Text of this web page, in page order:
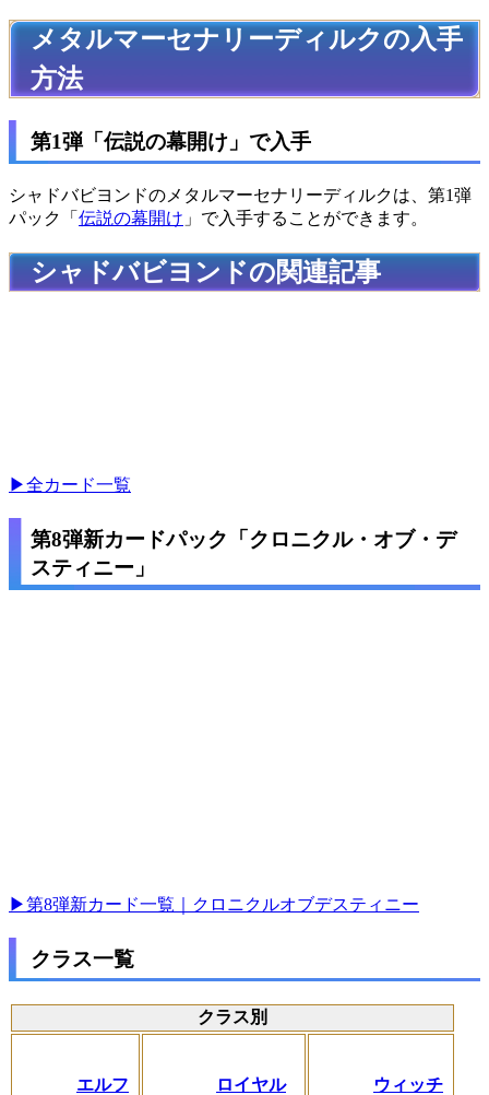
メタルマーセナリーディルクの入手
方法
第1弾「伝説の幕開け」で入手
シャドバビヨンドのメタルマーセナリーディルクは、第1弾
パック「 伝説の幕開け 」で入手することができます。
シャドバビヨンドの関連記事
▶全カード一覧
第8弾新カードパック「クロニクル・オブ・デ
スティニー」
▶第8弾新カード一覧｜クロニクルオブデスティニー
クラス一覧
クラス別
エルフ ロイヤル ウィッチ